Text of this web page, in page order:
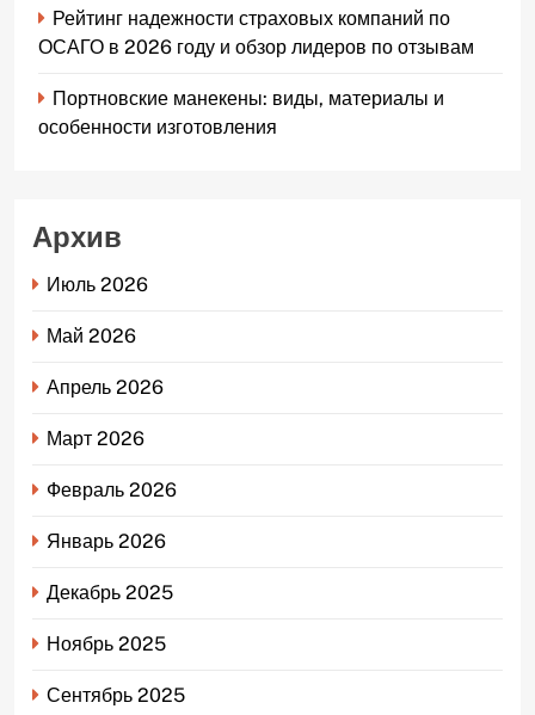
Рейтинг надежности страховых компаний по
ОСАГО в 2026 году и обзор лидеров по отзывам
Портновские манекены: виды, материалы и
особенности изготовления
Архив
Июль 2026
Май 2026
Апрель 2026
Март 2026
Февраль 2026
Январь 2026
Декабрь 2025
Ноябрь 2025
Сентябрь 2025